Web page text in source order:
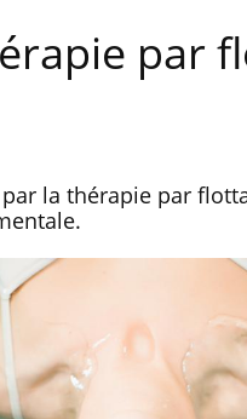
par
la thérapie par